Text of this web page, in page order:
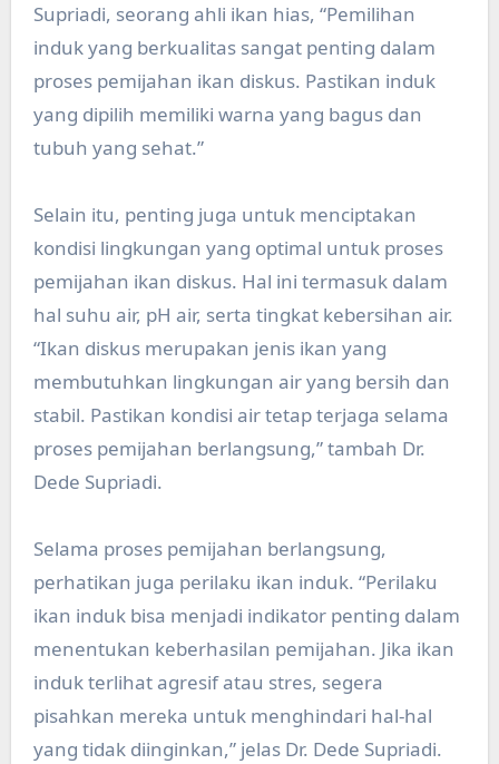
Supriadi, seorang ahli ikan hias, “Pemilihan
induk yang berkualitas sangat penting dalam
proses pemijahan ikan diskus. Pastikan induk
yang dipilih memiliki warna yang bagus dan
tubuh yang sehat.”
Selain itu, penting juga untuk menciptakan
kondisi lingkungan yang optimal untuk proses
pemijahan ikan diskus. Hal ini termasuk dalam
hal suhu air, pH air, serta tingkat kebersihan air.
“Ikan diskus merupakan jenis ikan yang
membutuhkan lingkungan air yang bersih dan
stabil. Pastikan kondisi air tetap terjaga selama
proses pemijahan berlangsung,” tambah Dr.
Dede Supriadi.
Selama proses pemijahan berlangsung,
perhatikan juga perilaku ikan induk. “Perilaku
ikan induk bisa menjadi indikator penting dalam
menentukan keberhasilan pemijahan. Jika ikan
induk terlihat agresif atau stres, segera
pisahkan mereka untuk menghindari hal-hal
yang tidak diinginkan,” jelas Dr. Dede Supriadi.